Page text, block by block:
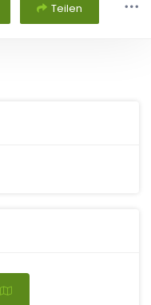
Teilen